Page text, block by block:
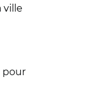
ville
pour